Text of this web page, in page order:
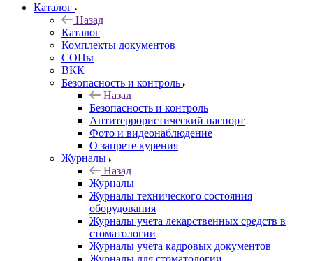
Каталог
Назад
Каталог
Комплекты документов
СОПы
ВКК
Безопасность и контроль
Назад
Безопасность и контроль
Антитеррористический паспорт
Фото и видеонаблюдение
О запрете курения
Журналы
Назад
Журналы
Журналы технического состояния
оборудования
Журналы учета лекарственных средств в
стоматологии
Журналы учета кадровых документов
Журналы для стоматологии